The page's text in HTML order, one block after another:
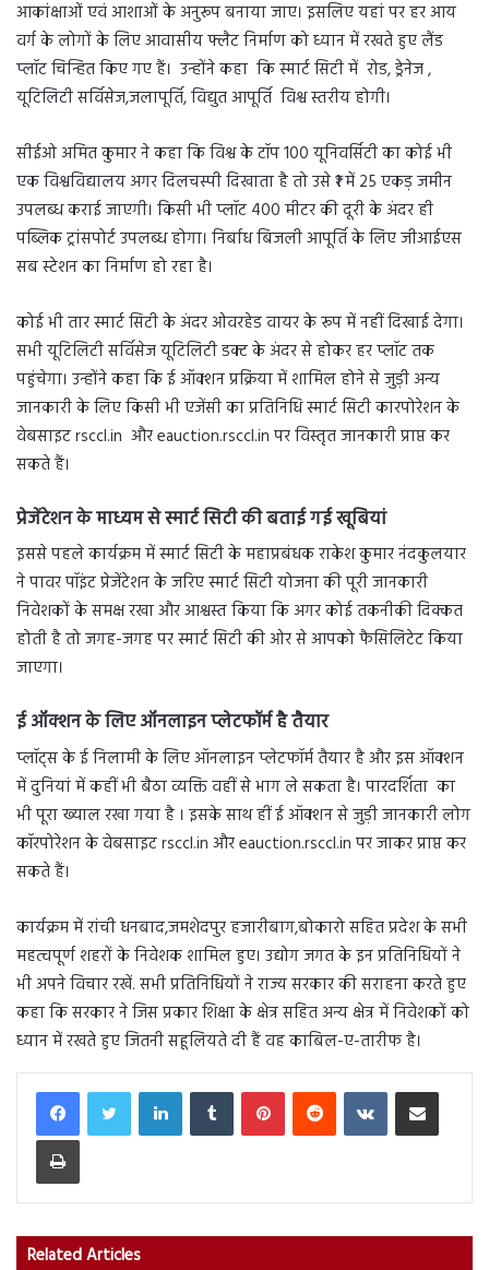
आकांक्षाओं एवं आशाओं के अनुरूप बनाया जाए। इसलिए यहां पर हर आय
वर्ग के लोगों के लिए आवासीय फ्लैट निर्माण को ध्यान में रखते हुए लैंड
प्लॉट चिन्हित किए गए हैं। उन्होंने कहा कि स्मार्ट सिटी में रोड, ड्रेनेज ,
यूटिलिटी सर्विसेज,जलापूर्ति, विद्युत आपूर्ति विश्व स्तरीय होगी।
सीईओ अमित कुमार ने कहा कि विश्व के टॉप 100 यूनिवर्सिटी का कोई भी
एक विश्वविद्यालय अगर दिलचस्पी दिखाता है तो उसे ₹1 में 25 एकड़ जमीन
उपलब्ध कराई जाएगी। किसी भी प्लॉट 400 मीटर की दूरी के अंदर ही
पब्लिक ट्रांसपोर्ट उपलब्ध होगा। निर्बाध बिजली आपूर्ति के लिए जीआईएस
सब स्टेशन का निर्माण हो रहा है।
कोई भी तार स्मार्ट सिटी के अंदर ओवरहेड वायर के रूप में नहीं दिखाई देगा।
सभी यूटिलिटी सर्विसेज यूटिलिटी डक्ट के अंदर से होकर हर प्लॉट तक
पहुंचेगा। उन्होंने कहा कि ई ऑक्शन प्रक्रिया में शामिल होने से जुड़ी अन्य
जानकारी के लिए किसी भी एजेंसी का प्रतिनिधि स्मार्ट सिटी कारपोरेशन के
वेबसाइट rsccl.in और eauction.rsccl.in पर विस्तृत जानकारी प्राप्त कर
सकते हैं।
प्रेजेंटेशन के माध्यम से स्मार्ट सिटी की बताई गई खूबियां
इससे पहले कार्यक्रम में स्मार्ट सिटी के महाप्रबंधक राकेश कुमार नंदकुलयार
ने पावर पॉइंट प्रेजेंटेशन के जरिए स्मार्ट सिटी योजना की पूरी जानकारी
निवेशकों के समक्ष रखा और आश्वस्त किया कि अगर कोई तकनीकी दिक्कत
होती है तो जगह-जगह पर स्मार्ट सिटी की ओर से आपको फैसिलिटेट किया
जाएगा।
ई ऑक्शन के लिए ऑनलाइन प्लेटफॉर्म है तैयार
प्लॉट्स के ई निलामी के लिए ऑनलाइन प्लेटफॉर्म तैयार है और इस ऑक्शन
में दुनियां में कहीं भी बैठा व्यक्ति वहीं से भाग ले सकता है। पारदर्शिता का
भी पूरा ख्याल रखा गया है । इसके साथ हीं ई ऑक्शन से जुड़ी जानकारी लोग
कॉरपोरेशन के वेबसाइट rsccl.in और eauction.rsccl.in पर जाकर प्राप्त कर
सकते हैं।
कार्यक्रम में रांची धनबाद,जमशेदपुर हजारीबाग,बोकारो सहित प्रदेश के सभी
महत्वपूर्ण शहरों के निवेशक शामिल हुए। उद्योग जगत के इन प्रतिनिधियों ने
भी अपने विचार रखें. सभी प्रतिनिधियों ने राज्य सरकार की सराहना करते हुए
कहा कि सरकार ने जिस प्रकार शिक्षा के क्षेत्र सहित अन्य क्षेत्र में निवेशकों को
ध्यान में रखते हुए जितनी सहूलियते दी हैं वह काबिल-ए-तारीफ है।
LinkedInTumblr PinterestReddit VKontakteShare via Email
Print
Related Articles